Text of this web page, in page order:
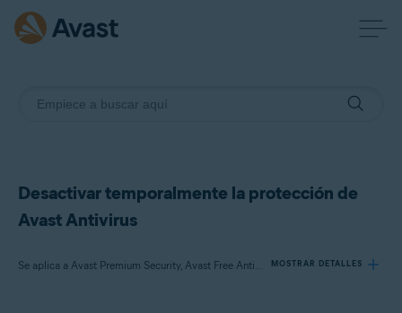
Desactivar temporalmente la protección de
Avast Antivirus
Se aplica a Avast Premium Security, Avast Free Antivirus, Avast One MOSTRAR DETALLES